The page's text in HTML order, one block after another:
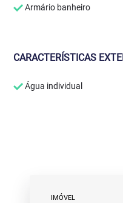
Armário banheiro
CARACTERÍSTICAS
Água individual
IMÓVEL